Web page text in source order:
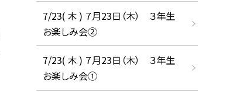
7/23( 木 ) ７月23日（木） ３年生
お楽しみ会②
7/23( 木 ) ７月23日（木） ３年生
お楽しみ会①